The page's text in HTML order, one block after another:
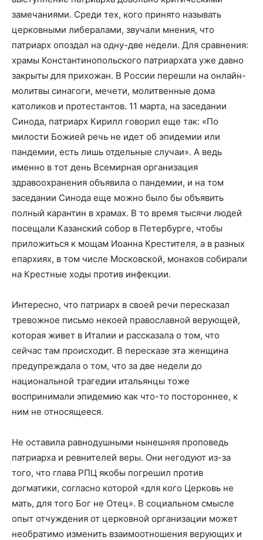
замечаниями. Среди тех, кого принято называть
церковными либералами, звучали мнения, что
патриарх опоздал на одну-две недели. Для сравнения:
храмы Константинопольского патриархата уже давно
закрыты для прихожан. В России перешли на онлайн-
молитвы синагоги, мечети, молитвенные дома
католиков и протестантов. 11 марта, на заседании
Синода, патриарх Кирилл говорил еще так: «По
милости Божией речь не идет об эпидемии или
пандемии, есть лишь отдельные случаи». А ведь
именно в тот день Всемирная организация
здравоохранения объявила о пандемии, и на том
заседании Синода еще можно было бы объявить
полный карантин в храмах. В то время тысячи людей
посещали Казанский собор в Петербурге, чтобы
приложиться к мощам Иоанна Крестителя, а в разных
епархиях, в том числе Московской, монахов собирали
на Крестные ходы против инфекции.
Интересно, что патриарх в своей речи пересказал
тревожное письмо некоей православной верующей,
которая живет в Италии и рассказала о том, что
сейчас там происходит. В пересказе эта женщина
предупреждала о том, что за две недели до
национальной трагедии итальянцы тоже
воспринимали эпидемию как что-то постороннее, к
ним не относящееся.
Не оставила равнодушными нынешняя проповедь
патриарха и ревнителей веры. Они негодуют из-за
того, что глава РПЦ якобы погрешил против
догматики, согласно которой «для кого Церковь не
мать, для того Бог не Отец». В социальном смысле
опыт отчуждения от церковной организации может
необратимо изменить взаимоотношения верующих и